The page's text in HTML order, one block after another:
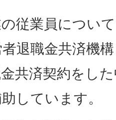
従業員につい
退職金共済機
共済契約をし
しています。